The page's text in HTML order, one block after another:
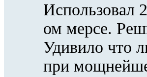
Использовал
ом мерсе.
Удивило что
при